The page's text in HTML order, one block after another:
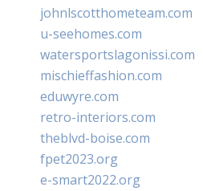
johnlscotthometeam.com
u-seehomes.com
watersportslagonissi.com
mischieffashion.com
eduwyre.com
retro-interiors.com
theblvd-boise.com
fpet2023.org
e-smart2022.org